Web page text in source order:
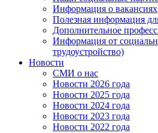
Информация о вакансиях
Полезная информация
Дополнительное
Информация от
трудоустройство)
Новости
СМИ о нас
Новости 2026 года
Новости 2025 года
Новости 2024 года
Новости 2023 года
Новости 2022 года